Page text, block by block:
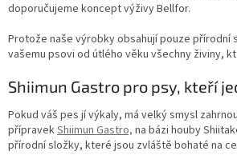
doporučujeme koncept výživy Bellfor.
Protože naše výrobky obsahují pouze přírodní
vašemu psovi od útlého věku všechny živiny,
Shiimun Gastro pro psy, kteří
Pokud váš pes jí výkaly, má velký smysl
přípravekShiimun Gastro, na bázi houby
přírodní složky, které jsou zvláště bohaté na